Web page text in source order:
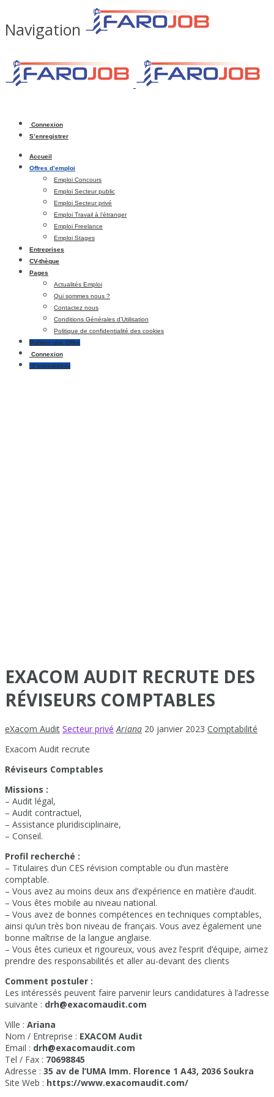
Navigation
Connexion
S’enregistrer
Accueil
Offres d’emploi
Emploi Concours
Emploi Secteur public
Emploi Secteur privé
Emploi Travail à l’étranger
Emploi Freelance
Emploi Stages
Entreprises
CV-thèque
Pages
Actualités Emploi
Qui sommes nous ?
Contactez nous
Conditions Générales d’Utilisation
Politique de confidentialité des cookies
Publier une Offre
Connexion
S’enregistrer
EXACOM AUDIT RECRUTE DES
RÉVISEURS COMPTABLES
eXacom Audit Secteur privé Ariana 20 janvier 2023 Comptabilité
Exacom Audit recrute
Réviseurs Comptables
Missions :
– Audit légal,
– Audit contractuel,
– Assistance pluridisciplinaire,
– Conseil.
Profil recherché :
– Titulaires d’un CES révision comptable ou d’un mastère
comptable.
– Vous avez au moins deux ans d’expérience en matière d’audit.
– Vous êtes mobile au niveau national.
– Vous avez de bonnes compétences en techniques comptables,
ainsi qu’un très bon niveau de français. Vous avez également une
bonne maîtrise de la langue anglaise.
– Vous êtes curieux et rigoureux, vous avez l’esprit d’équipe, aimez
prendre des responsabilités et aller au-devant des clients
Comment postuler :
Les intéressés peuvent faire parvenir leurs candidatures à l’adresse
suivante : drh@exacomaudit.com
Ville : Ariana
Nom / Entreprise : EXACOM Audit
Email : drh@exacomaudit.com
Tel / Fax : 70698845
Adresse : 35 av de l’UMA Imm. Florence 1 A43, 2036 Soukra
Site Web : https://www.exacomaudit.com/